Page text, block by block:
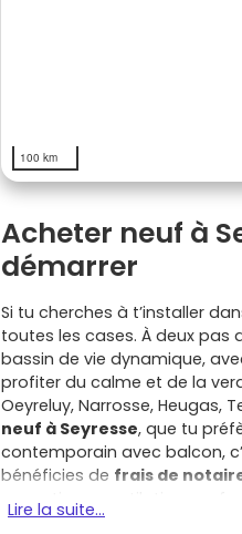
100 km
Acheter neuf à
démarrer
Si tu cherches à t’installer
toutes les cases. À deux pas
bassin de vie dynamique,
profiter du calme et de la
Oeyreluy, Narrosse, Heugas,
neuf à Seyresse, que tu
contemporain avec balcon,
bénéficies de frais de
acoustique, ventilation,
de parfait achèvement,
Lire la suite...